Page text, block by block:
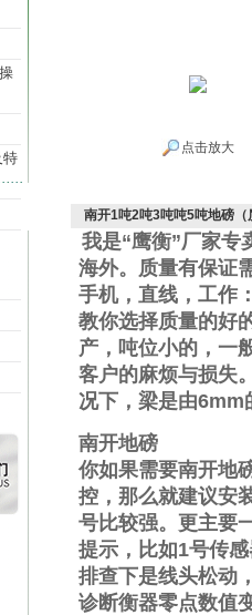
特
点击放大
南开1吨2吨3吨吨5吨地磅（
我是“鹰衡”厂家专
海外。质量有保证
手机，直线 ，工作
教你选择质量的好
产，吨位小的，一
客户的麻烦与损失
况下，梁是由6mm
南开地磅
你如果需要南开地
控，那么就建议安
号比较强。更主要
提示，比如1号传
排查下是线头松动
诊断衡器零点数值